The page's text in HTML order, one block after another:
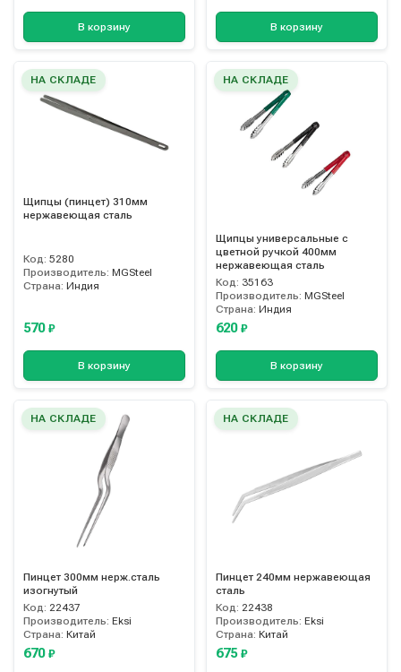
В корзину В корзину
НА СКЛАДЕ
Щипцы (пинцет) 310мм
нержавеющая сталь
Код: 5280
Производитель: MGSteel
Страна: Индия
570 ₽
В корзину
НА СКЛАДЕ
Щипцы универсальные с
цветной ручкой 400мм
нержавеющая сталь
Код: 35163
Производитель: MGSteel
Страна: Индия
620 ₽
В корзину
НА СКЛАДЕ
Пинцет 300мм нерж.сталь
изогнутый
Код: 22437
Производитель: Eksi
Страна: Китай
670 ₽
НА СКЛАДЕ
Пинцет 240мм нержавеющая
сталь
Код: 22438
Производитель: Eksi
Страна: Китай
675 ₽